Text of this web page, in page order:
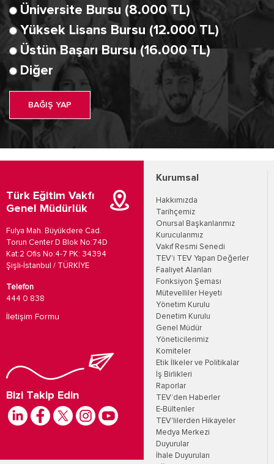
Üniversite Bursu (8.000 TL)
Yüksek Lisans Bursu (12.000 TL)
Üstün Başarı Bursu (16.000 TL)
Diğer
BAĞIŞ YAP
Türk Eğitim Vakfı
Genel Müdürlük
Fulya Mah. Büyükdere Cad.
Torun Center D Blok No:74D
Kat:2 Ofis No:4-7 PK: 34394
Şişli-İstanbul / TÜRKİYE
Telefon
444 0 838
İletişim Formu
Bizi Takip Edin
Kurumsal
Hakkımızda
Tarihçemiz
Onursal Başkanlarımız
Kurucularımız
Vakıf Resmi Senedi
TEV'i TEV Yapan Değerler
Faaliyet Alanları
Fonksiyon Şeması
Mütevelliler Heyeti
Yönetim Kurulu
Denetim Kurulu
Genel Müdür
Yöneticilerimiz
Komiteler
Etik İlkeler ve Politikalar
İş Birlikleri
Raporlar
TEV’den Haberler
E-Bültenler
TEV'lilerden Hikayeler
Medya Merkezi
Duyurular
İhale Duyuruları